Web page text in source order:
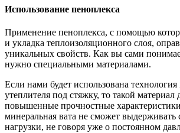
Использование пеноплекса
Применение пеноплекса, с помощью
и укладка теплоизоляционного слоя,
уникальных свойств. Как вы сами
нужно специальными материалами.
Если нами будет использована
утеплителя под стяжку, то такой материал
повышенные прочностные
минеральная вата не сможет выдерживать
нагрузки, не говоря уже о постоянном